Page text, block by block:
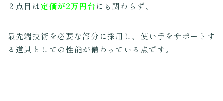
２点目は定価が2万円台 にも関わらず、
最先端技術を必要な部分に採用し、使い手をサポートす
る道具としての性能が備わっている点です。